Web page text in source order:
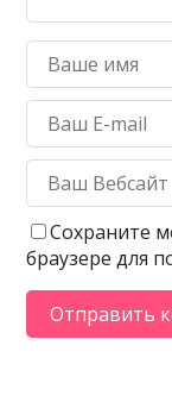
Сохраните
браузере для